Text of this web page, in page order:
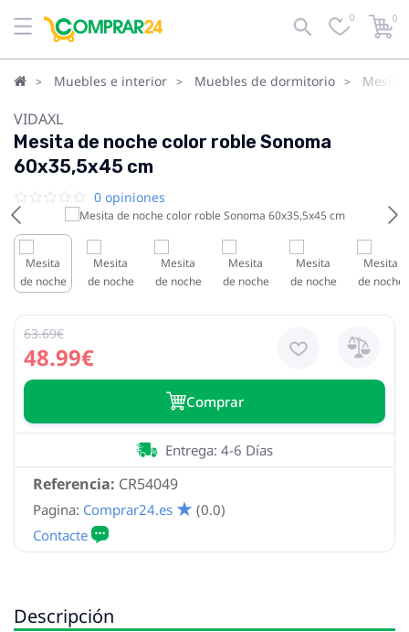
0 0
Muebles e interior Muebles de dormitorio
VIDAXL
Mesita de noche color roble Sonoma
60x35,5x45 cm
0 opiniones
48.99€
63.69€
Сomprar
Referencia: CR54049
Entrega: 4-6 Días
Pagina: Comprar24.es (0.0)
Descripción